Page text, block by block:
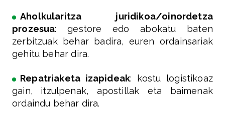
Aholkularitza juridikoa/oinordetza
prozesua: gestore edo abokatu baten
zerbitzuak behar badira, euren ordainsariak
gehitu behar dira.
Repatriaketa izapideak: kostu logistikoaz
gain, itzulpenak, apostillak eta baimenak
ordaindu behar dira.